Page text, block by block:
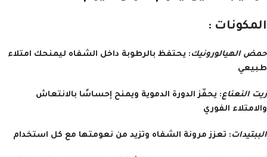
المكونات :
حمض الهيالورونيك : يحتفظ بالرطوبة داخل الشفاه ليمنحك امتلاء
طبيعي
زيت النعناع: يحفّز الدورة الدموية ويمنح إحساسًا بالانتعاش
والامتلاء الفوري
الببتيدات : تعزز مرونة الشفاه وتزيد من نعومتها مع كل استخدام